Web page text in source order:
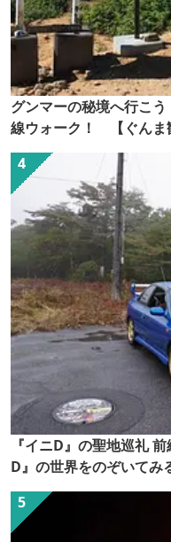
グンマーの秘境へ行こ
線ウォーク！ 【ぐんま
『イニD』の聖地巡礼
D』の世界をのぞいてみ
（ぐん記者）】